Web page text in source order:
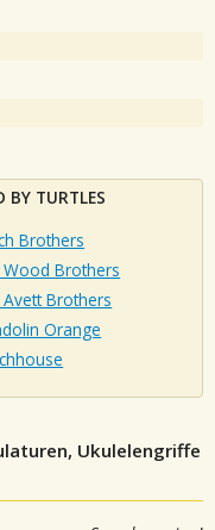
BY TURTLES
Brothers
Wood Brothers
Brothers
Orange
Ukulelengriffe